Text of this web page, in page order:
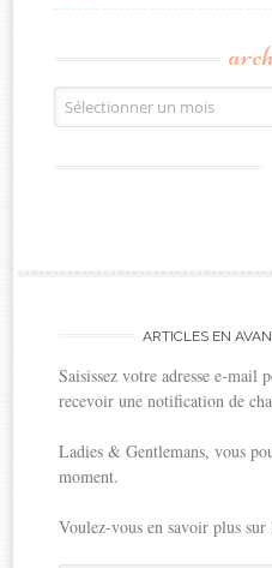
Archives
ARTICLES EN
Saisissez votre adresse e-mail
recevoir une notification de
Ladies & Gentlemans, vous
moment.
Voulez-vous en savoir plus